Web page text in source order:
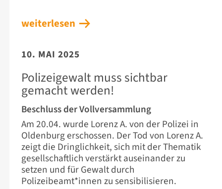
weiterlesen
10. MAI 2025
Polizeigewalt muss sichtbar
gemacht werden!
Beschluss der Vollversammlung
Am 20.04. wurde Lorenz A. von der Polizei in
Oldenburg erschossen. Der Tod von Lorenz A.
zeigt die Dringlichkeit, sich mit der Thematik
gesellschaftlich verstärkt auseinander zu
setzen und für Gewalt durch
Polizeibeamt*innen zu sensibilisieren.